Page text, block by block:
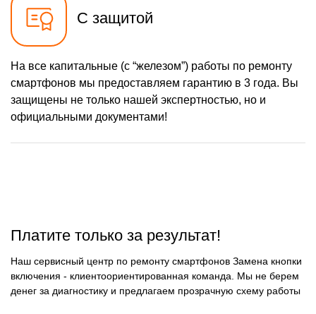
С защитой
На все капитальные (с “железом”) работы по ремонту
смартфонов мы предоставляем гарантию в 3 года. Вы
защищены не только нашей экспертностью, но и
официальными документами!
Платите только за результат!
Наш сервисный центр по ремонту смартфонов Замена кнопки
включения - клиентоориентированная команда. Мы не берем
денег за диагностику и предлагаем прозрачную схему работы